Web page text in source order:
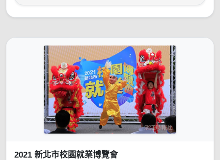
2021 新北市校園就業博覽會